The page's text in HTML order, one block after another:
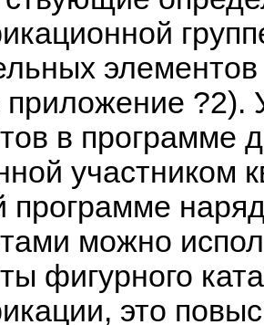
?2).
в программе
участником
программе
можно
фигурного
это